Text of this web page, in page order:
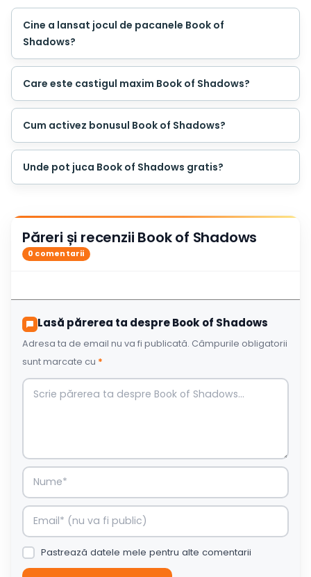
Cine a lansat jocul de pacanele Book of
Shadows?
Care este castigul maxim Book of Shadows?
Cum activez bonusul Book of Shadows?
Unde pot juca Book of Shadows gratis?
Păreri și recenzii Book of Shadows
0 comentarii
Lasă părerea ta despre Book of Shadows
Adresa ta de email nu va fi publicată. Câmpurile obligatorii
sunt marcate cu *
Pastrează datele mele pentru alte comentarii